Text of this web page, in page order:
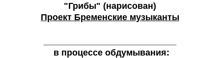
"Грибы" (нарисован)
Проект Бременские музыканты
в процессе обдумывания: